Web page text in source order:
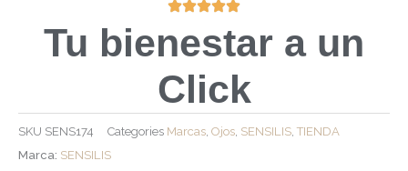
Tu bienestar a un
Click
SKU SENS174 Categories Marcas Ojos SENSILIS TIENDA
Marca: SENSILIS